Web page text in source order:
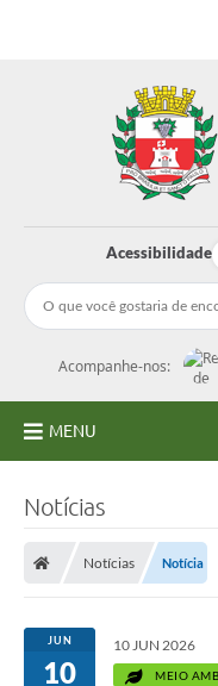
Acessibilidade
Acompanhe-nos:
MENU
Licitações
Notícias
Notícias Notícia
JUN
10
10 JUN 2026
MEIO